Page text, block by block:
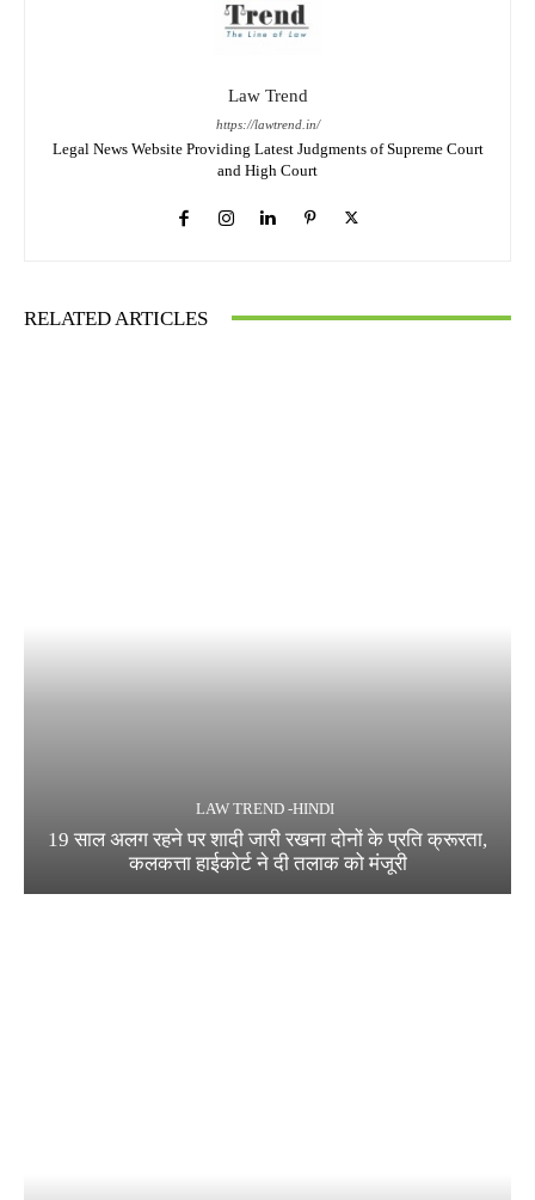
Law Trend
https://lawtrend.in/
Legal News Website Providing Latest Judgments of Supreme Court
and High Court
RELATED ARTICLES
LAW TREND -HINDI
19 साल अलग रहने पर शादी जारी रखना दोनों के प्रति क्रूरता,
कलकत्ता हाईकोर्ट ने दी तलाक को मंजूरी